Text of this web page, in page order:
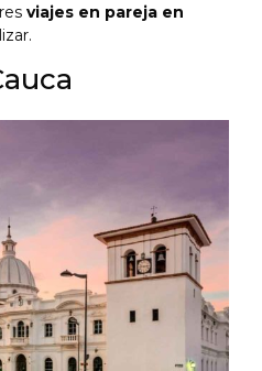
viajes en pareja en